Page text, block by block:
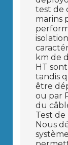
test de
marins
km de
HT
tandis
être
ou par
du
Test de
Nous